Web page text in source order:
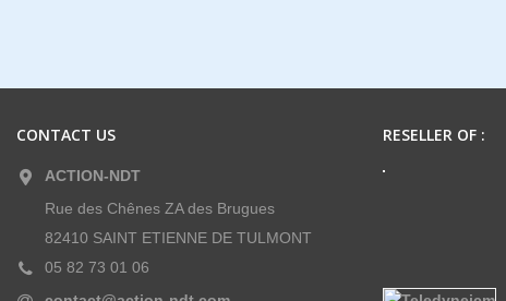
CONTACT US
ACTION-NDT
Rue des Chênes ZA des Brugues
82410 SAINT ETIENNE DE TULMONT
05 82 73 01 06
RESELLER OF :